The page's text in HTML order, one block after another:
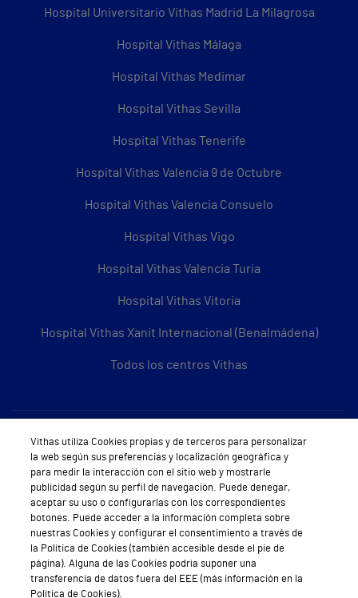
Hospital Universitario Vithas Madrid La Milagrosa
Hospital Vithas Málaga
Hospital Vithas Medimar
Hospital Vithas Sevilla
Hospital Vithas Tenerife
Hospital Vithas Valencia 9 de Octubre
Hospital Vithas Valencia Consuelo
Hospital Vithas Vigo
Hospital Vithas Valencia Turia
Hospital Vithas Vitoria
Hospital Vithas Xanit Internacional (Benalmádena)
Todos los centros Vithas
Sobre Vithas
Quiénes somos
Trabajar en Vithas
Teléfono Cita Médica
Teléfono Atención al Cliente
Política de seguridad y salud en el trabajo
Vithas utiliza Cookies propias y de terceros para personalizar
la web según sus preferencias y localización geográfica y
para medir la interacción con el sitio web y mostrarle
publicidad según su perfil de navegación. Puede denegar,
aceptar su uso o configurarlas con los correspondientes
botones. Puede acceder a la información completa sobre
nuestras Cookies y configurar el consentimiento a través de
la Política de Cookies (también accesible desde el pie de
página). Alguna de las Cookies podría suponer una
transferencia de datos fuera del EEE (más información en la
Política de Cookies).